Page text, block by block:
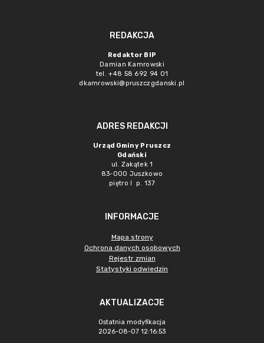
REDAKCJA
Redaktor BIP
Damian Kamrowski
tel. +48 58 692 94 01
dkamrowski@pruszczgdanski.pl
ADRES REDAKCJI
Urząd Gminy Pruszcz
Gdański
ul. Zakątek 1
83-000 Juszkowo
piętro I p. 137
INFORMACJE
Mapa strony
Ochrona danych osobowych
Rejestr zmian
Statystyki odwiedzin
AKTUALIZACJE
Ostatnia modyfikacja
2026-08-07 12:16:53